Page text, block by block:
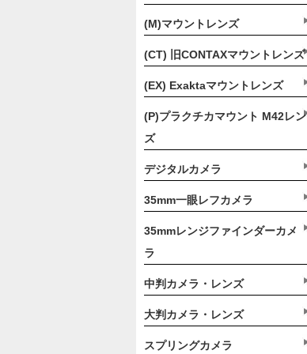
(M)マウントレンズ
(CT) 旧CONTAXマウントレンズ
(EX) Exaktaマウントレンズ
(P)プラクチカマウント M42レン
ズ
デジタルカメラ
35mm一眼レフカメラ
35mmレンジファインダーカメ
ラ
中判カメラ・レンズ
大判カメラ・レンズ
スプリングカメラ